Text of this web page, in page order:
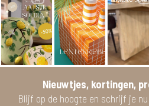
Nieuwtjes, kortingen,
Blijf op de hoogte en schrijf je